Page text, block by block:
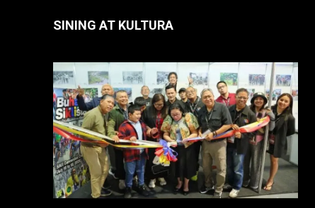
SINING AT KULTURA